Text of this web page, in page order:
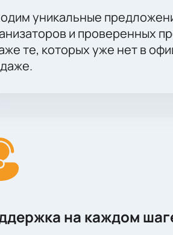
уникальные
и проверенных
те, которых уже нет в
на каждом